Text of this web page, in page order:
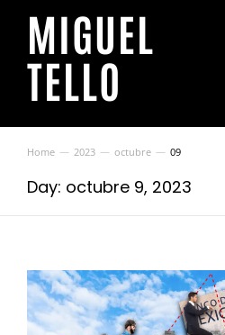
MIGUEL
TELLO
You are here:
Home 2023 octubre 09
Day: octubre 9, 2023